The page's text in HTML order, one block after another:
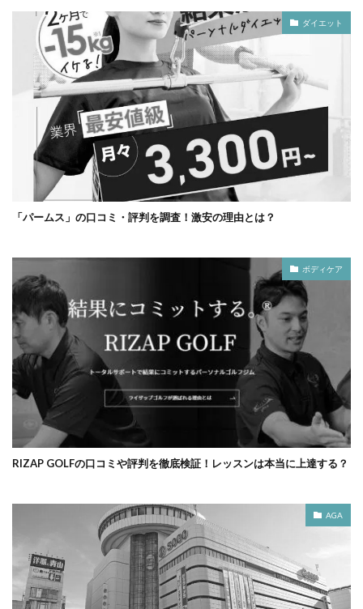
ダイエット
「パームス」の口コミ・評判を調査！激安の理由とは？
ボディケア
RIZAP GOLFの口コミや評判を徹底検証！レッスンは本当に上達する？
AGA